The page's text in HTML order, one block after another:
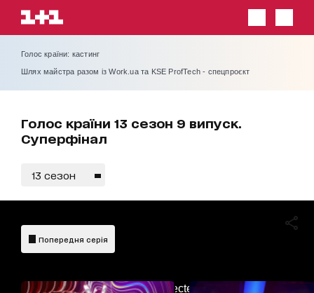
Голос країни: кастинг
Шлях майстра разом із Work.ua та KSE ProfTech - спецпроєкт
Голос країни 13 сезон 9 випуск.
Суперфінал
13 сезон
AdBlockDetected!
Попередня серія